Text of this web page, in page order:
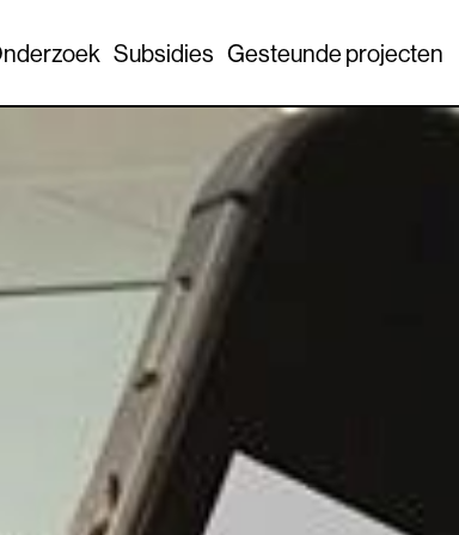
Subsidies Gesteunde projecten